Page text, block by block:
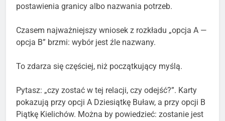
postawienia granicy albo nazwania potrzeb.
Czasem najważniejszy wniosek z rozkładu „opcja A —
opcja B” brzmi: wybór jest źle nazwany.
To zdarza się częściej, niż początkujący myślą.
Pytasz: „czy zostać w tej relacji, czy odejść?”. Karty
pokazują przy opcji A Dziesiątkę Buław, a przy opcji B
Piątkę Kielichów. Można by powiedzieć: zostanie jest